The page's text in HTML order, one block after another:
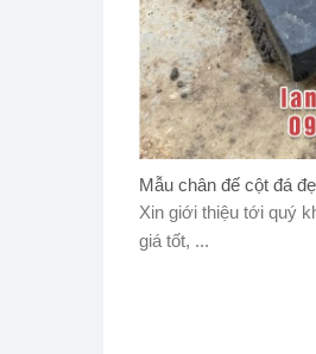
Mẫu chân đế cột đá
Xin giới thiệu tới quý
giá tốt, ...